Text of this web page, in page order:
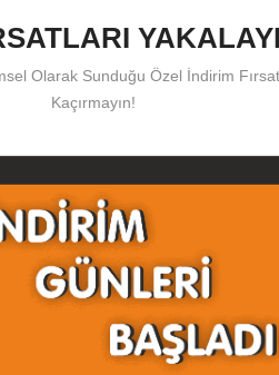
Ödeme
Merkezi
Çağrı Merkezi Desteği
Olarak Sunduğu Özel İndirim
Kaçırmayın!